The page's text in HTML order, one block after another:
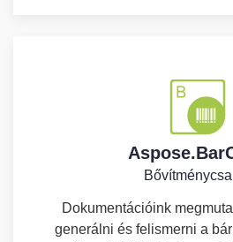
Dokumentációink
generálni és felismerni a